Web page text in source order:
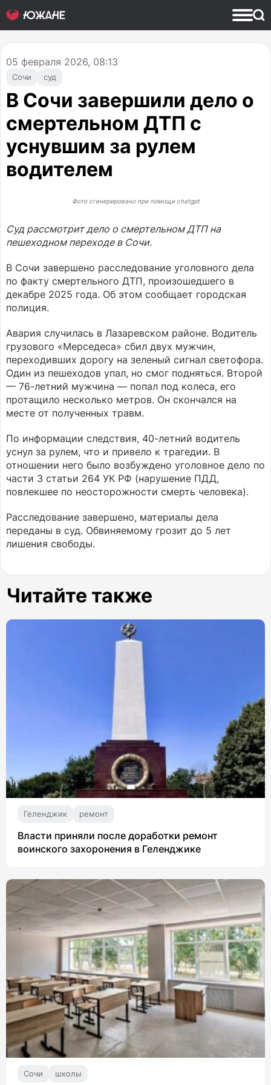
Сочи суд
05 февраля 2026, 08:13
В Сочи завершили дело о
смертельном ДТП с
уснувшим за рулем
водителем
Фото сгенерировано при помощи chatgpt
Суд рассмотрит дело о смертельном ДТП на
пешеходном переходе в Сочи.
В Сочи завершено расследование уголовного дела
по факту смертельного ДТП, произошедшего в
декабре 2025 года. Об этом сообщает городская
полиция.
Авария случилась в Лазаревском районе. Водитель
грузового «Мерседеса» сбил двух мужчин,
переходивших дорогу на зеленый сигнал светофора.
Один из пешеходов упал, но смог подняться. Второй
— 76-летний мужчина — попал под колеса, его
протащило несколько метров. Он скончался на
месте от полученных травм.
По информации следствия, 40-летний водитель
уснул за рулем, что и привело к трагедии. В
отношении него было возбуждено уголовное дело по
части 3 статьи 264 УК РФ (нарушение ПДД,
повлекшее по неосторожности смерть человека).
Расследование завершено, материалы дела
переданы в суд. Обвиняемому грозит до 5 лет
лишения свободы.
Читайте также
Геленджик ремонт
Власти приняли после доработки ремонт
воинского захоронения в Геленджике
Сочи школы